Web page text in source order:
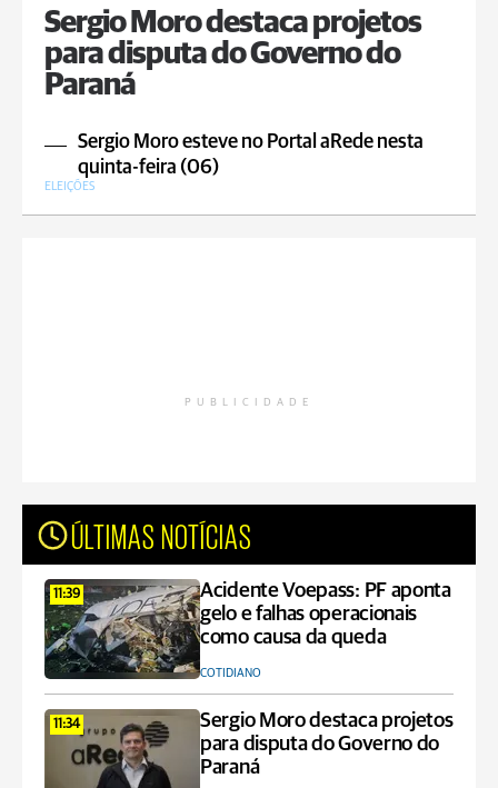
Sergio Moro destaca projetos
para disputa do Governo do
Paraná
Sergio Moro esteve no Portal aRede nesta
quinta-feira (06)
ELEIÇÕES
PUBLICIDADE
ÚLTIMAS NOTÍCIAS
11:39
Acidente Voepass: PF aponta
gelo e falhas operacionais
como causa da queda
COTIDIANO
11:34
Sergio Moro destaca projetos
para disputa do Governo do
Paraná